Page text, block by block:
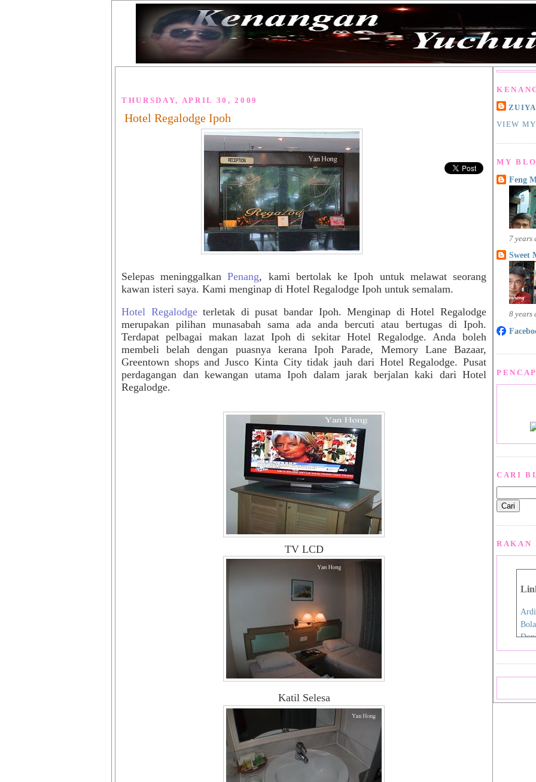
THURSDAY, APRIL 30, 2009
Hotel Regalodge Ipoh
Selepas meninggalkanPenang, kami bertolak ke Ipoh untuk melawat seorang
kawan isteri saya. Kami menginap di Hotel Regalodge Ipoh untuk semalam.
Hotel Regalodgeterletak di pusat bandar Ipoh. Menginap di Hotel Regalodge
merupakan pilihan munasabah sama ada anda bercuti atau bertugas di Ipoh.
Terdapat pelbagai makan lazat Ipoh di sekitarHotelRegalodge. Anda boleh
membeli belah dengan puasnya kerana Ipoh Parade, Memory Lane Bazaar,
Greentown shops and Jusco Kinta City tidak jauh dari HotelRegalodge. Pusat
perdagangan dan kewangan utama Ipoh dalam jarak berjalan kaki dari Hotel
Regalodge.
TV LCD
Katil Selesa
VIEW
MY
Feng
7 years
Sweet
8 years
CARI
RAKAN
Ardi
Eida